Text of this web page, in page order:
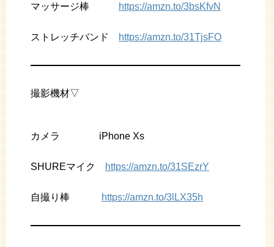
マッサージ棒 https://amzn.to/3bsKfvN
ストレッチバンド https://amzn.to/31TjsFO
撮影機材▽
カメラ iPhone Xs
SHUREマイク https://amzn.to/31SEzrY
自撮り棒 https://amzn.to/3lLX35h